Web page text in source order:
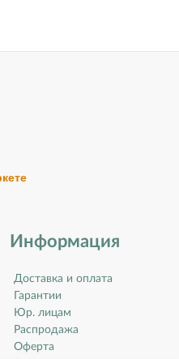
Информация
Доставка и оплата
Гарантии
Юр. лицам
Распродажа
Оферта